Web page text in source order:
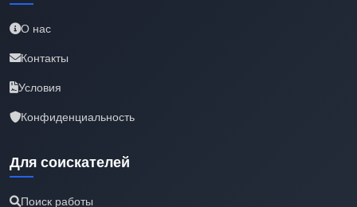
О нас
Контакты
Условия
Конфиденциальность
Для соискателей
Поиск работы